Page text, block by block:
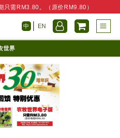
只需RM3.80。（原价RM9.80）
中 EN
世界